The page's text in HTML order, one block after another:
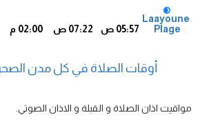
Laayoune
Plage
05:57 ص 07:22 ص 02:00 م
أوقات الصلاة في كل مدن
مواقيت اذان الصلاة و القبلة و الاذان الصوتي.